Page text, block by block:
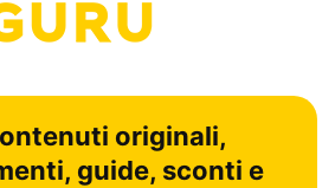
originali,
guide, sconti e